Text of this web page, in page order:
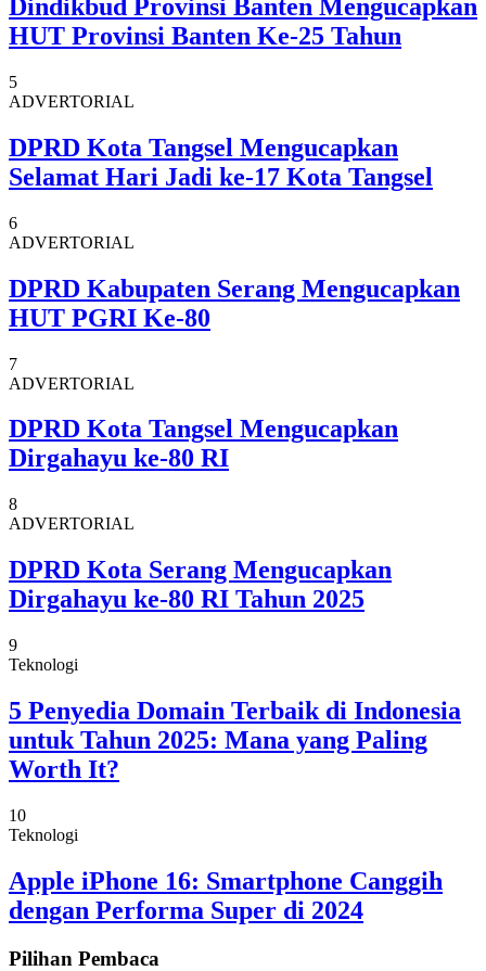
Dindikbud Provinsi Banten Mengucapkan
HUT Provinsi Banten Ke-25 Tahun
5
ADVERTORIAL
DPRD Kota Tangsel Mengucapkan
Selamat Hari Jadi ke-17 Kota Tangsel
6
ADVERTORIAL
DPRD Kabupaten Serang Mengucapkan
HUT PGRI Ke-80
7
ADVERTORIAL
DPRD Kota Tangsel Mengucapkan
Dirgahayu ke-80 RI
8
ADVERTORIAL
DPRD Kota Serang Mengucapkan
Dirgahayu ke-80 RI Tahun 2025
9
Teknologi
5 Penyedia Domain Terbaik di Indonesia
untuk Tahun 2025: Mana yang Paling
Worth It?
10
Teknologi
Apple iPhone 16: Smartphone Canggih
dengan Performa Super di 2024
Pilihan Pembaca